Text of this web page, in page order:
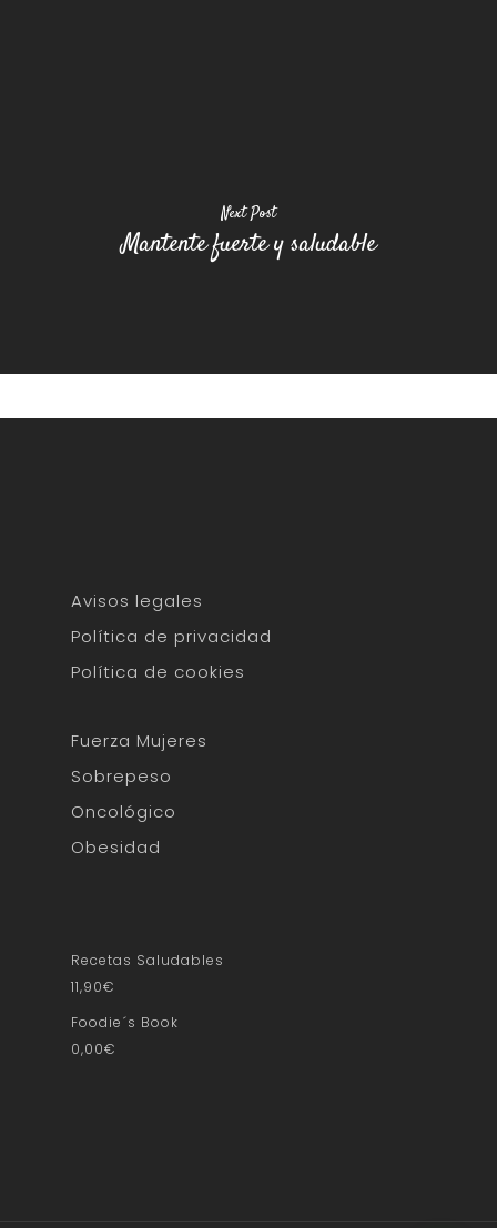
Next Post
Mantente fuerte y saludable
Avisos legales
Política de privacidad
Política de cookies
Fuerza Mujeres
Sobrepeso
Oncológico
Obesidad
Recetas Saludables
11,90€
Foodie´s Book
0,00€